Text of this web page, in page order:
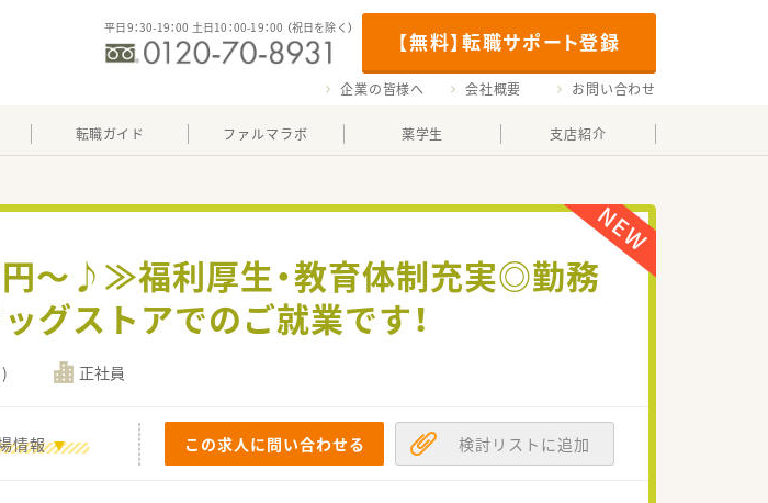
【無料】転職サポート登録
平日9：30-19：00 土日10：00-19：00 （祝日を除く）
企業の皆様へ 会社概要 お問い合わせ
転職ガイド ファルマラボ 薬学生 支店紹介
円～♪≫福利厚生・教育体制充実◎勤務
グストアでのご就業です！
正社員
情報 この求人に問い合わせる 検討リストに追加